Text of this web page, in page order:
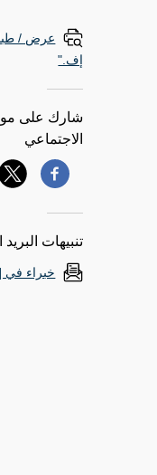
عرض /
إف."
شارك على
الاجتماعي
تنبيهات البريد
خبراء في